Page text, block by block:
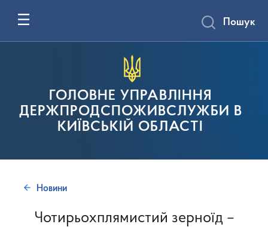
ГОЛОВНЕ УПРАВЛІННЯ
ДЕРЖПРОДСПОЖИВСЛУЖБИ В
КИЇВСЬКІЙ ОБЛАСТІ
Пошук
Новини
Чотирьохплямистий зерноїд –